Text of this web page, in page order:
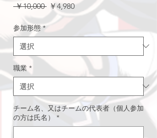
￥10,000 通
常
価
格
￥4,980セ
ー
価
参加形態 *
職業 *
チーム名、又はチームの代表者（個人参加
の方は氏名）
*